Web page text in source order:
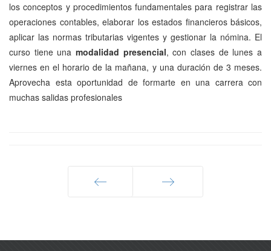
los conceptos y procedimientos fundamentales para registrar las
operaciones contables, elaborar los estados financieros básicos,
aplicar las normas tributarias vigentes y gestionar la nómina. El
curso tiene una modalidad presencial, con clases de lunes a
viernes en el horario de la mañana, y una duración de 3 meses.
Aprovecha esta oportunidad de formarte en una carrera con
muchas salidas profesionales